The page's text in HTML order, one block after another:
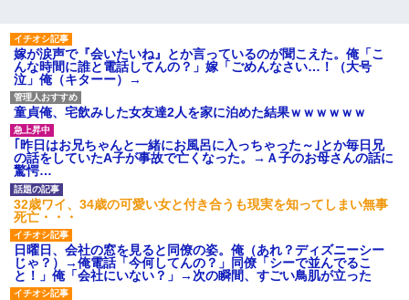
嫁が涙声で『会いたいね』とか言っているのが聞こえた。俺「こ
んな時間に誰と電話してんの？」嫁「ごめんなさい…！（大号
泣」俺（キターー）→
童貞俺、宅飲みした女友達2人を家に泊めた結果ｗｗｗｗｗｗ
｢昨日はお兄ちゃんと一緒にお風呂に入っちゃった～｣とか毎日兄
の話をしていたA子が事故で亡くなった。→Ａ子のお母さんの話に
驚愕…
32歳ワイ、34歳の可愛い女と付き合うも現実を知ってしまい無事
死亡・・・
日曜日、会社の窓を見ると同僚の姿。俺（あれ？ディズニーシー
じゃ？）→俺電話「今何してんの？」同僚「シーで並んでるこ
と！」俺「会社にいない？」→次の瞬間、すごい鳥肌が立った